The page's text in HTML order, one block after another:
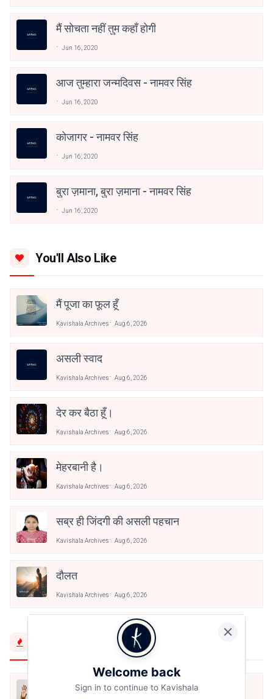
मैं सोचता नहीं तुम कहाँ होगी
Jun 16, 2020
आज तुम्हारा जन्मदिवस - नामवर सिंह
Jun 16, 2020
कोजागर - नामवर सिंह
Jun 16, 2020
बुरा ज़माना, बुरा ज़माना - नामवर सिंह
Jun 16, 2020
You'll Also Like
मैं पूजा का फूल हूँ
Kavishala Archives Aug 6, 2026
असली स्वाद
Kavishala Archives Aug 6, 2026
देर कर बैठा हूँ।
Kavishala Archives Aug 6, 2026
मेहरबानी है।
Kavishala Archives Aug 6, 2026
सब्र ही जिंदगी की असली पहचान
Kavishala Archives Aug 6, 2026
दौलत
Kavishala Archives Aug 6, 2026
मैं शून्य पे सवार हूँ
Welcome back
Sign in to continue to Kavishala